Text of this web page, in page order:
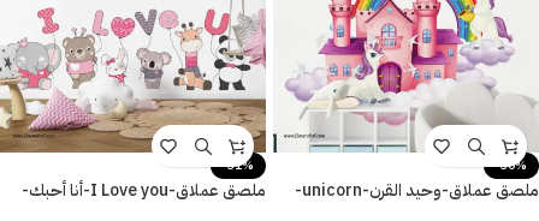
-30%
ملصق عملاق-وحيد القرن-unicorn-
-31%
ملصق عملاق-I Love you-أنا أحبك-